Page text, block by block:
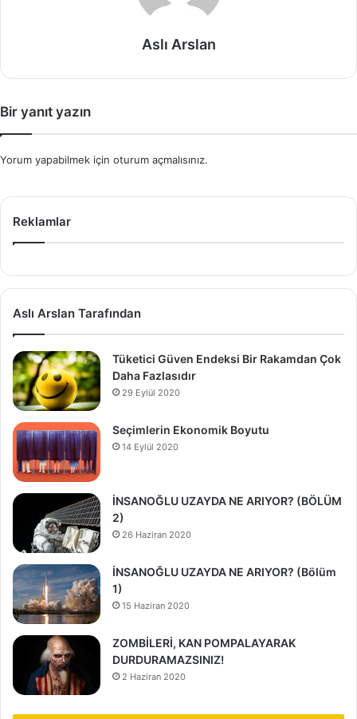
Aslı Arslan
Bir yanıt yazın
Yorum yapabilmek için oturum açmalısınız.
Reklamlar
Aslı Arslan Tarafından
Tüketici Güven Endeksi Bir Rakamdan Çok
Daha Fazlasıdır
29 Eylül 2020
Seçimlerin Ekonomik Boyutu
14 Eylül 2020
İNSANOĞLU UZAYDA NE ARIYOR? (BÖLÜM
2)
26 Haziran 2020
İNSANOĞLU UZAYDA NE ARIYOR? (Bölüm
1)
15 Haziran 2020
ZOMBİLERİ, KAN POMPALAYARAK
DURDURAMAZSINIZ!
2 Haziran 2020